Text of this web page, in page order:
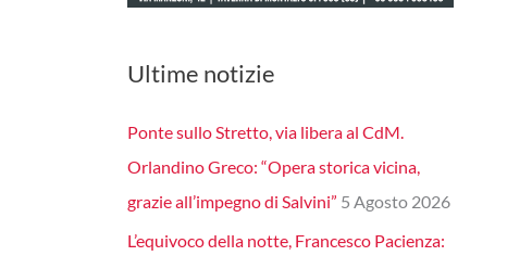
Ultime notizie
Ponte sullo Stretto, via libera al CdM.
Orlandino Greco: “Opera storica vicina,
grazie all’impegno di Salvini” 5 Agosto 2026
L’equivoco della notte, Francesco Pacienza: